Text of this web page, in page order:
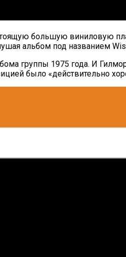
большую виниловую
альбом под названием
группы 1975 года. И
было «действительно